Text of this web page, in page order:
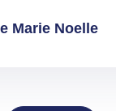
Marie Noelle